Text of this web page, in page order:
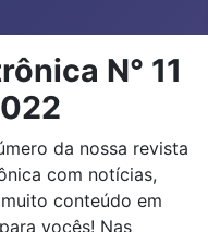
N° 11
da nossa revista
com notícias,
conteúdo em
vocês! Nas